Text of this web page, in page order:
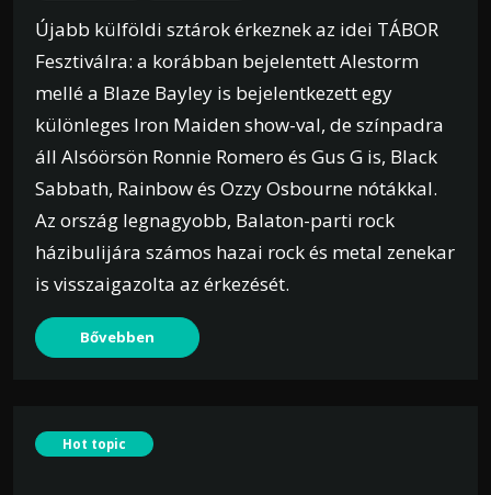
Újabb külföldi sztárok érkeznek az idei TÁBOR
Fesztiválra: a korábban bejelentett Alestorm
mellé a Blaze Bayley is bejelentkezett egy
különleges Iron Maiden show-val, de színpadra
áll Alsóörsön Ronnie Romero és Gus G is, Black
Sabbath, Rainbow és Ozzy Osbourne nótákkal.
Az ország legnagyobb, Balaton-parti rock
házibulijára számos hazai rock és metal zenekar
is visszaigazolta az érkezését.
Bővebben
Hot topic